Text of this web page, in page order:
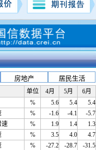
房地产 居民生活
单位 4月 5月
6月
% 5.6 5.4
5.4
% -1.6 -4.1
-5.7
速
% 1.9 1.4
1.3
% 3.5 4.0
4.7
% -27.2 -28.7
-31.5